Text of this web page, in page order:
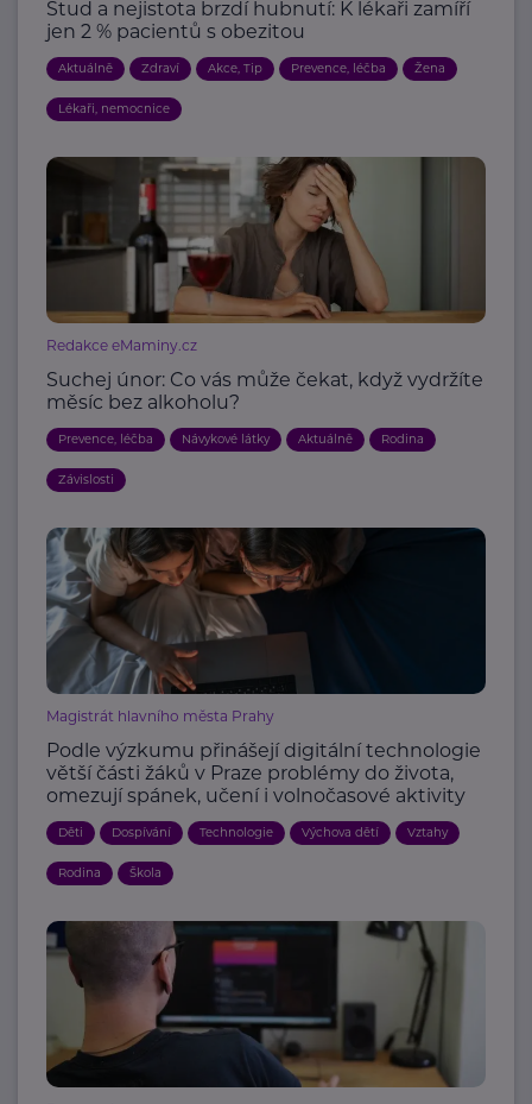
Stud a nejistota brzdí hubnutí: K lékaři zamíří
jen 2 % pacientů s obezitou
Aktuálně Zdraví Akce, Tip Prevence, léčba Žena
Lékaři, nemocnice
Redakce eMaminy.cz
Suchej únor: Co vás může čekat, když vydržíte
měsíc bez alkoholu?
Prevence, léčba Návykové látky Aktuálně Rodina
Závislosti
Magistrát hlavního města Prahy
Podle výzkumu přinášejí digitální technologie
větší části žáků v Praze problémy do života,
omezují spánek, učení i volnočasové aktivity
Děti Dospívání Technologie Výchova dětí Vztahy
Rodina Škola